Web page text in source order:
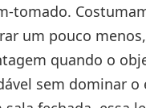
tomado.
um pouco
quando o
sem dominar o